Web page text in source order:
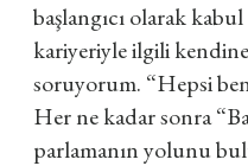
başlangıcı olarak
kariyeriyle ilgili
soruyorum. “Hepsi
Her ne kadar sonra
parlamanın yolunu